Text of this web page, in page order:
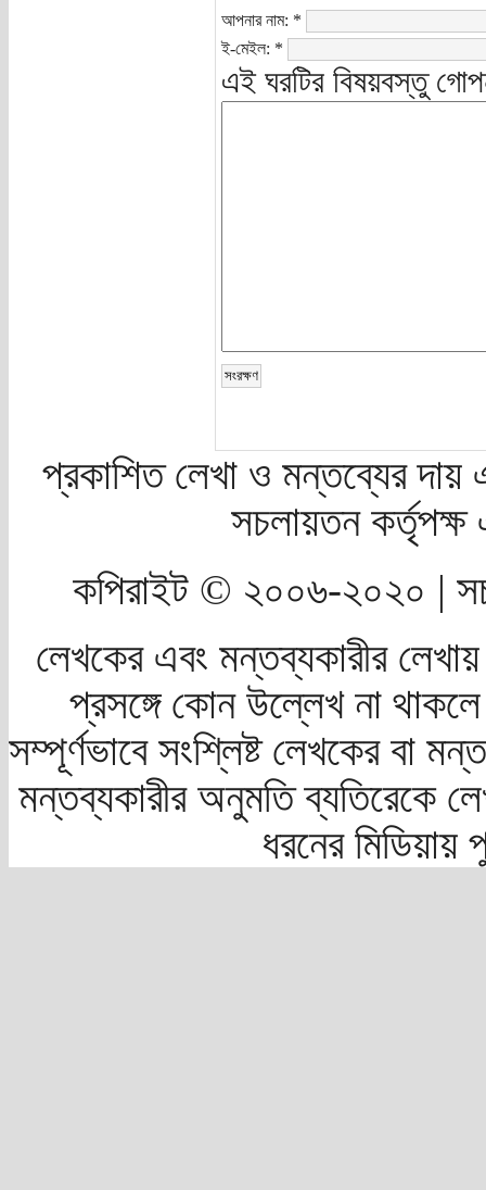
আপনার নাম: *
ই-মেইল: *
এই ঘরটির বিষয়বস্তু
প্রকাশিত লেখা ও মন্তব্যের দায়
সচলায়তন
কপিরাইট © ২০০৬-২০২০ |
লেখকের এবং মন্তব্যকারীর
প্রসঙ্গে কোন উল্লেখ না
সম্পূর্ণভাবে সংশ্লিষ্ট লেখকের বা
মন্তব্যকারীর অনুমতি ব্যতিরেকে
ধরনের মিডিয়ায়